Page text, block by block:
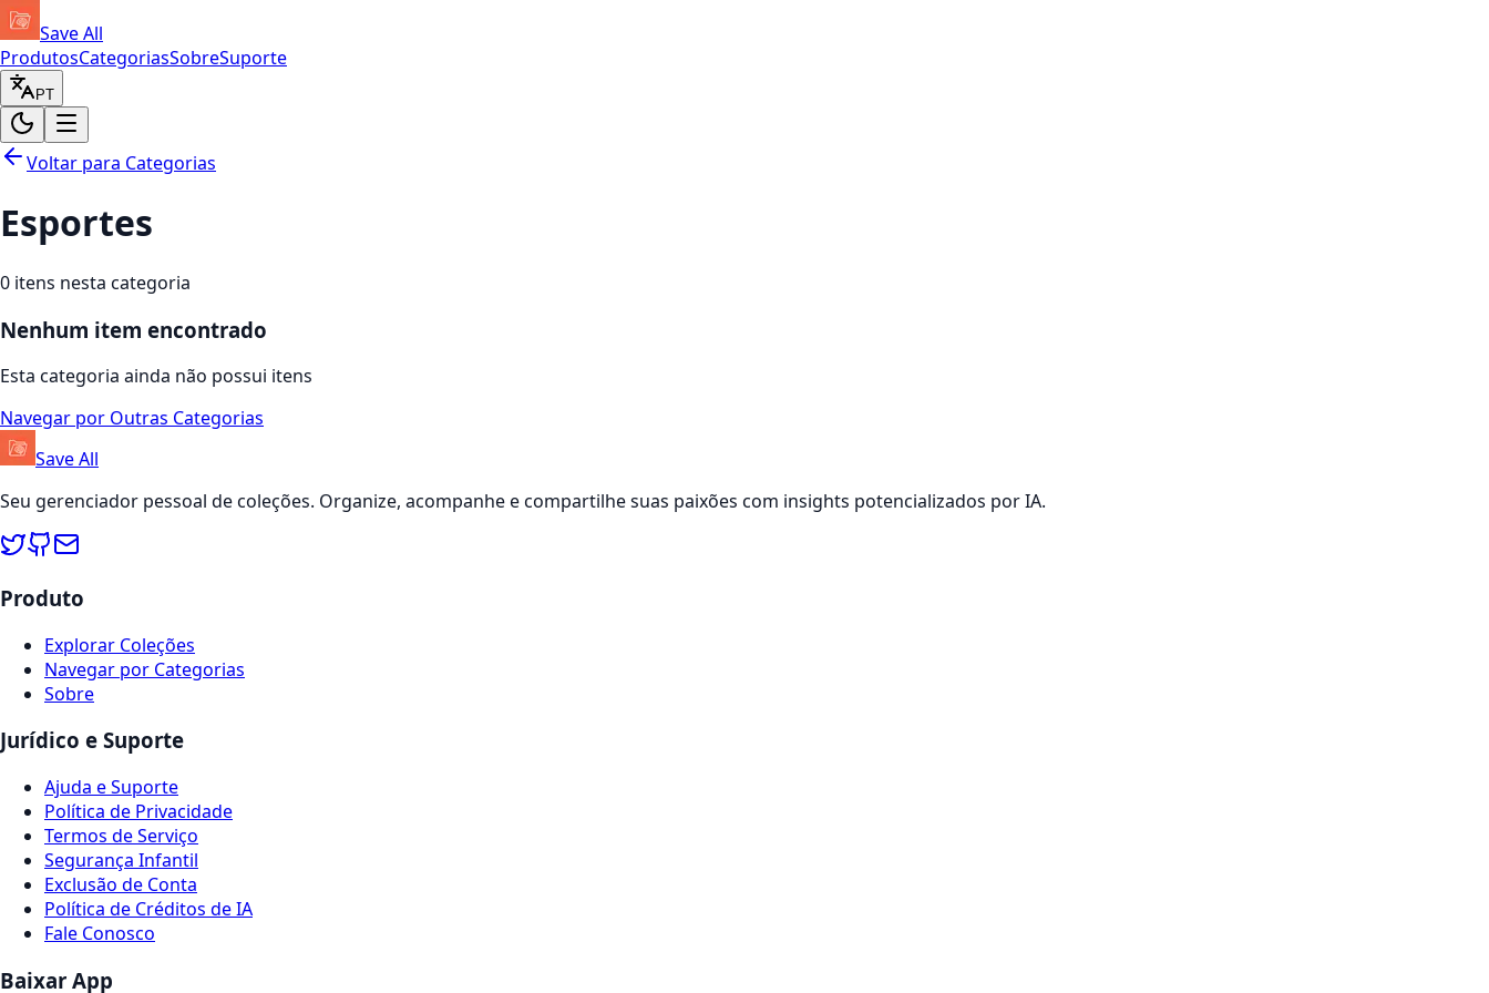
Save All
ProdutosCategoriasSobreSuporte
PT
Voltar para Categorias
Esportes
0 itens nesta categoria
Nenhum item encontrado
Esta categoria ainda não possui itens
Navegar por Outras Categorias
Save All
Seu gerenciador pessoal de coleções. Organize, acompanhe e compartilhe suas paixões com insights potencializados por IA.
Produto
Explorar Coleções
Navegar por Categorias
Sobre
Jurídico e Suporte
Ajuda e Suporte
Política de Privacidade
Termos de Serviço
Segurança Infantil
Exclusão de Conta
Política de Créditos de IA
Fale Conosco
Baixar App